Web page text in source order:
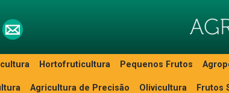
Hortofruticultura Pequenos Frutos
Agricultura de Precisão Olivicultura Frutos